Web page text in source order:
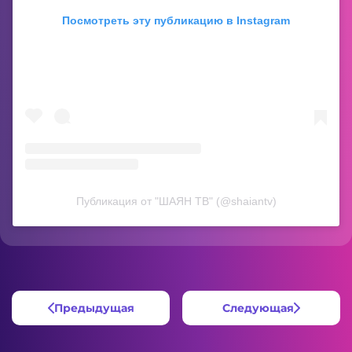
Посмотреть эту публикацию в Instagram
Публикация от "ШАЯН ТВ" (@shaiantv)
Предыдущая Следующая